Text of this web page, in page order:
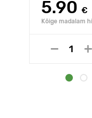
5.90 €
Kõige madalam